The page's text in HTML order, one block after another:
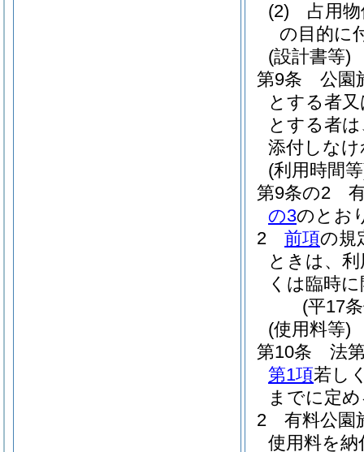
(2)
占用
の目的に
(設計書等)
第9条
公園
とする者
とする者
添付しな
(利用時間
第9条の2
の3のとお
2
前項の規
ときは、
くは臨時
(平17
(使用料等)
第10条
法
第1項若し
までに定
2
有料公園
使用料を